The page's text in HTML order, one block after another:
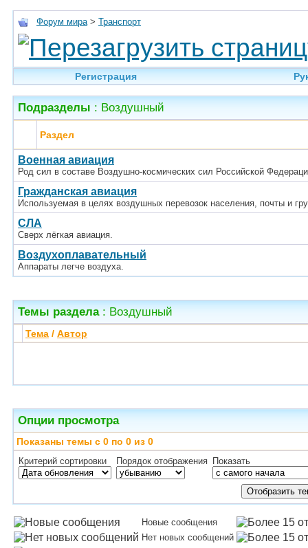
Форум мира > Транспорт
Регистрация
Подразделы : Воздушный
Раздел
Военная авиация
Род сил в составе Воздушно-космических сил Российской
Гражданская авиация
Используемая в целях воздушных перевозок населения, почты и
СЛА
Сверх лёгкая авиация.
Воздухоплавательный
Аппараты легче воздуха.
Темы раздела: Воздушный
Тема / Автор
Опции просмотра
Показаны темы с 0 по 0 из 0
Критерий сортировки Порядок отображения Показать
Новые сообщения
Нет новых сообщений